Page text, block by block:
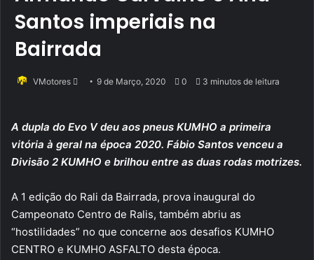
Santos imperiais na
Bairrada
VMotores
Send9 de Março, 2020 0 3 minutos de leitura
A dupla do Evo V deu aos pneus KUMHO a primeira
vitória à geral na época 2020. Fábio Santos venceu a
Divisão 2 KUMHO e brilhou entre as duas rodas motrizes.
A 1 edição do Rali da Bairrada, prova inaugural do
Campeonato Centro de Ralis, também abriu as
“hostilidades” no que concerne aos desafios KUMHO
CENTRO e KUMHO ASFALTO desta época.